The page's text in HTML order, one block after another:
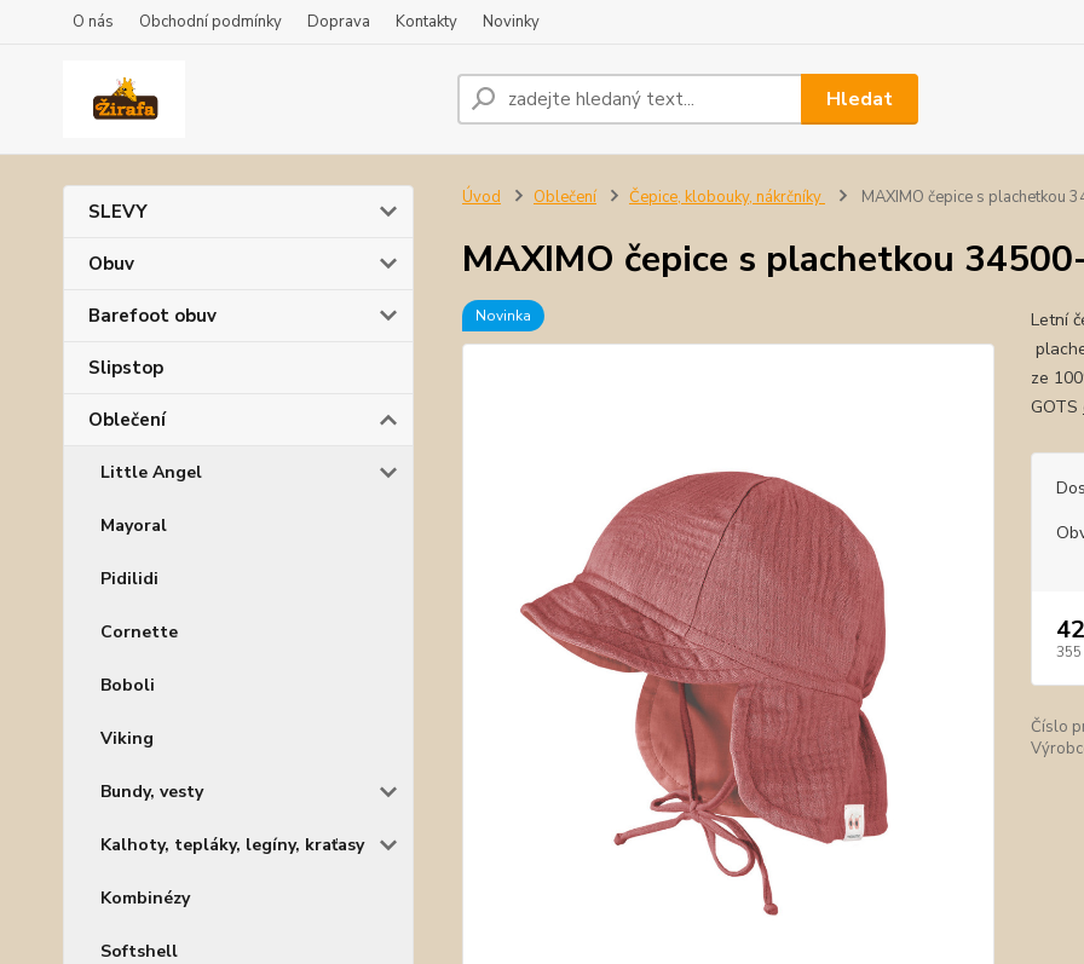
O nás Obchodní podmínky Doprava Kontakty Novinky
Hledat
SLEVY
Obuv
Barefoot obuv
Slipstop
Oblečení
Little Angel
Mayoral
Pidilidi
Cornette
Boboli
Viking
Bundy, vesty
Kalhoty, tepláky, legíny, kraťasy
Kombinézy
Softshell
Úvod Oblečení Čepice, klobouky, nákrčníky MAXIMO čepice s
MAXIMO čepice s plachetkou
Novinka
Letní
ze
GOTS
355
Číslo